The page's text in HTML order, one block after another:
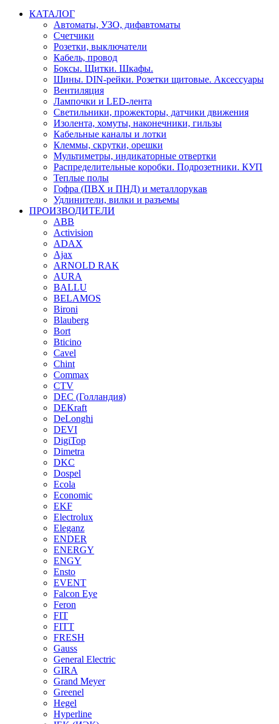
КАТАЛОГ
Автоматы, УЗО, дифавтоматы
Счетчики
Розетки, выключатели
Кабель, провод
Боксы. Щитки. Шкафы.
Шины. DIN-рейки. Розетки щитовые. Аксессуары
Вентиляция
Лампочки и LED-лента
Светильники, прожекторы, датчики движения
Изолента, хомуты, наконечники, гильзы
Кабельные каналы и лотки
Клеммы, скрутки, орешки
Мультиметры, индикаторные отвертки
Распределительные коробки. Подрозетники. КУП
Теплые полы
Гофра (ПВХ и ПНД) и металлорукав
Удлинители, вилки и разъемы
ПРОИЗВОДИТЕЛИ
ABB
Activision
ADAX
Ajax
ARNOLD RAK
AURA
BALLU
BELAMOS
Bironi
Blauberg
Bort
Bticino
Cavel
Chint
Commax
CTV
DEC (Голландия)
DEKraft
DeLonghi
DEVI
DigiTop
Dimetra
DKC
Dospel
Ecola
Economic
EKF
Electrolux
Eleganz
ENDER
ENERGY
ENGY
Ensto
EVENT
Falcon Eye
Feron
FIT
FITT
FRESH
Gauss
General Electric
GIRA
Grand Meyer
Greenel
Hegel
Hyperline